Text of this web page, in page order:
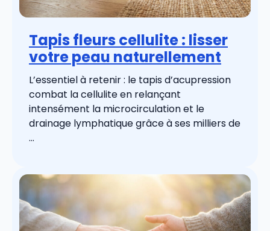
Tapis fleurs cellulite : lisser
votre peau naturellement
L’essentiel à retenir : le tapis d’acupression
combat la cellulite en relançant
intensément la microcirculation et le
drainage lymphatique grâce à ses milliers de
...